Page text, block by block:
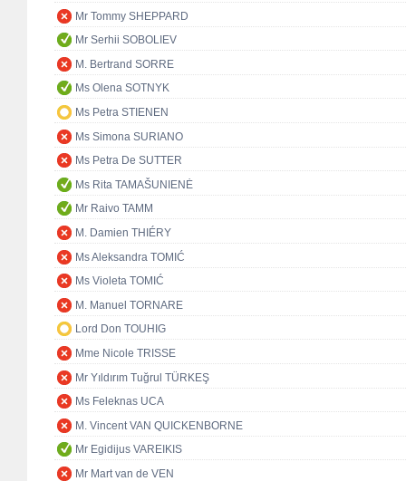
Mr Tommy SHEPPARD
Mr Serhii SOBOLIEV
M. Bertrand SORRE
Ms Olena SOTNYK
Ms Petra STIENEN
Ms Simona SURIANO
Ms Petra De SUTTER
Ms Rita TAMAŠUNIENĖ
Mr Raivo TAMM
M. Damien THIÉRY
Ms Aleksandra TOMIĆ
Ms Violeta TOMIĆ
M. Manuel TORNARE
Lord Don TOUHIG
Mme Nicole TRISSE
Mr Yıldırım Tuğrul TÜRKEŞ
Ms Feleknas UCA
M. Vincent VAN QUICKENBORNE
Mr Egidijus VAREIKIS
Mr Mart van de VEN